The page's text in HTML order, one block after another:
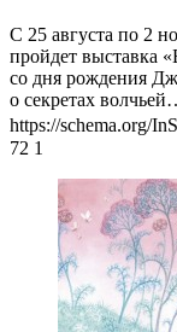
С 25 августа по 2
пройдет выставка
со дня рождения
о секретах
https://schema.org/
72 1